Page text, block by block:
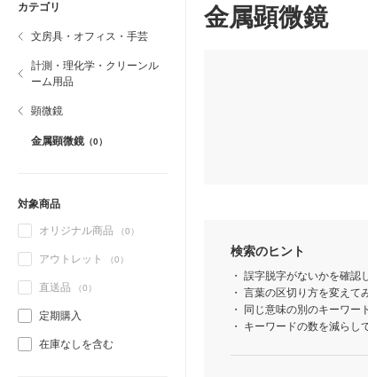
カテゴリ
文房具・オフィス・手芸
計測・理化学・クリーンル
ーム用品
顕微鏡
金属顕微鏡 （0）
対象商品
オリジナル商品 （0）
アウトレット （0）
直送品 （0）
定期購入
在庫なしを含む
金属顕微鏡
検索のヒント
誤字脱字がないかを確認
言葉の区切り方を変え
同じ意味の別のキーワ
キーワードの数を減らし